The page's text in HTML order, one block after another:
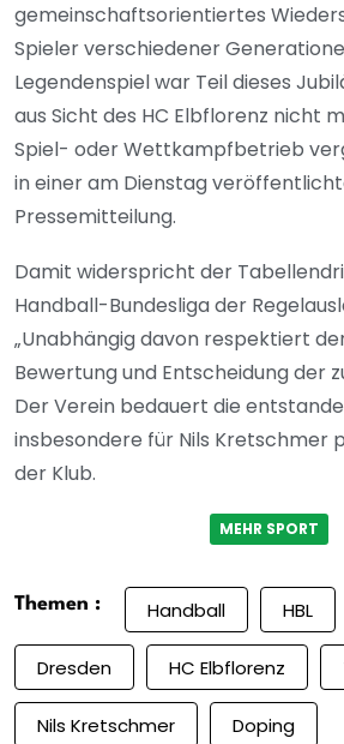
gemeinschaftsorientiertes
Spieler verschiedener
Legendenspiel war Teil dieses
aus Sicht des HC Elbflorenz nicht
Spiel- oder Wettkampfbetrieb
in einer am Dienstag
Pressemitteilung.
Damit widerspricht der
Handball-Bundesliga der
„Unabhängig davon respektiert
Bewertung und Entscheidung der
Der Verein bedauert die
insbesondere für Nils Kretschmer
der Klub.
MEHR SPORT
Themen : Handball HBL
Dresden HC Elbflorenz
Nils Kretschmer Doping